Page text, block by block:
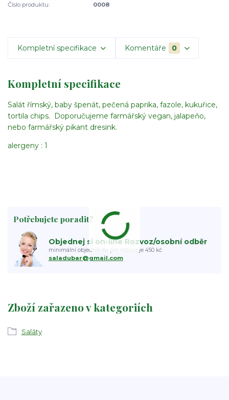
Číslo produktu: 0008
Kompletní specifikace Komentáře 0
Kompletní specifikace
Salát římský, baby špenát, pečená paprika, fazole, kukuřice,
tortila chips. Doporučujeme farmářský vegan, jalapeňo,
nebo farmářský pikant dresink.
alergeny : 1
Zboží zařazeno v kategoriích
Saláty
Potřebujete poradit?
Objednej si on-line Rozvoz/osobní odběr
minimální objednávka pro rozvoz je 450 kč
saladubar@gmail.com